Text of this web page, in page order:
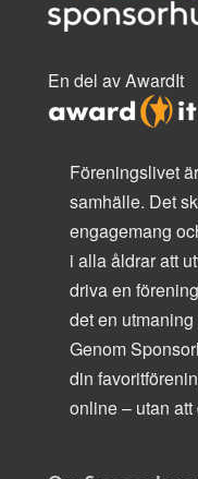
En del av AwardIt
Föreningslivet
samhälle. Det
engagemang
i alla åldrar att
driva en
det en
Genom
din
online – utan